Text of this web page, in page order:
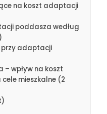
na koszt adaptacji
poddasza według
adaptacji
– wpływ na koszt
mieszkalne (2